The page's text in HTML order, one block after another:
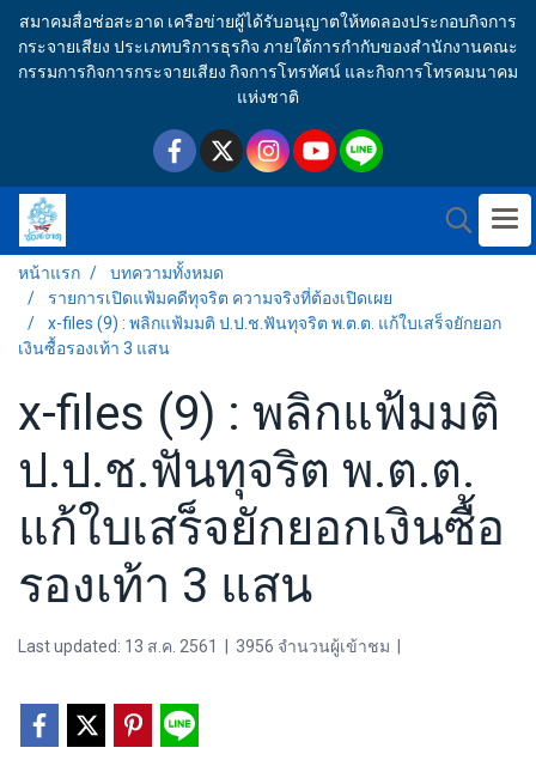
สมาคมสื่อช่อสะอาด เครือข่ายผู้ได้รับอนุญาตให้ทดลองประกอบกิจการ
กระจายเสียง ประเภทบริการธุรกิจ ภายใต้การกำกับของสำนักงานคณะ
กรรมการกิจการกระจายเสียง กิจการโทรทัศน์ และกิจการโทรคมนาคม
แห่งชาติ
หน้าแรก
บทความทั้งหมด
รายการเปิดแฟ้มคดีทุจริต ความจริงที่ต้องเปิดเผย
x-files (9) : พลิกแฟ้มมติ ป.ป.ช.ฟันทุจริต พ.ต.ต. แก้ใบเสร็จยักยอก
เงินซื้อรองเท้า 3 แสน
x-files (9) : พลิกแฟ้มมติ
ป.ป.ช.ฟันทุจริต พ.ต.ต.
แก้ใบเสร็จยักยอกเงินซื้อ
รองเท้า 3 แสน
Last updated: 13 ส.ค. 2561 3956 จำนวนผู้เข้าชม